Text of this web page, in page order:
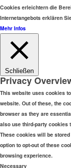
Cookies erleichtern die
Internetangebots erklären
Mehr Infos
Schließen
Privacy
This website uses cookies
website. Out of these, the
browser as they are
also use third-party cookies
These cookies will be
option to opt-out of these
browsing experience.
Necessary